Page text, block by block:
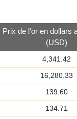
Prix de l'or en dollars
(USD)
4,341.42
16,280.33
139.60
134.71